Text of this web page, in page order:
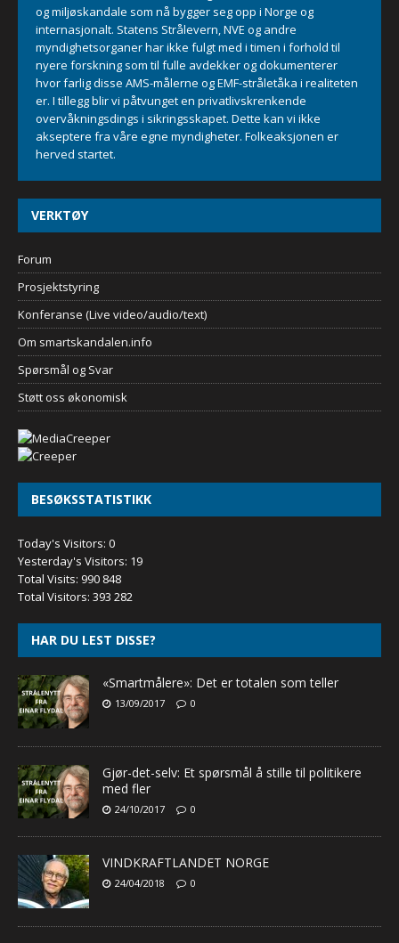
og miljøskandale som nå bygger seg opp i Norge og
internasjonalt. Statens Strålevern, NVE og andre
myndighetsorganer har ikke fulgt med i timen i forhold til
nyere forskning som til fulle avdekker og dokumenterer
hvor farlig disse AMS-målerne og EMF-stråletåka i realiteten
er. I tillegg blir vi påtvunget en privatlivskrenkende
overvåkningsdings i sikringsskapet. Dette kan vi ikke
akseptere fra våre egne myndigheter. Folkeaksjonen er
herved startet.
VERKTØY
Forum
Prosjektstyring
Konferanse (Live video/audio/text)
Om smartskandalen.info
Spørsmål og Svar
Støtt oss økonomisk
BESØKSSTATISTIKK
Today's Visitors: 0
Yesterday's Visitors: 19
Total Visits: 990 848
Total Visitors: 393 282
HAR DU LEST DISSE?
«Smartmålere»: Det er totalen som teller
13/09/2017 0
Gjør-det-selv: Et spørsmål å stille til politikere
med fler
24/10/2017 0
VINDKRAFTLANDET NORGE
24/04/2018 0